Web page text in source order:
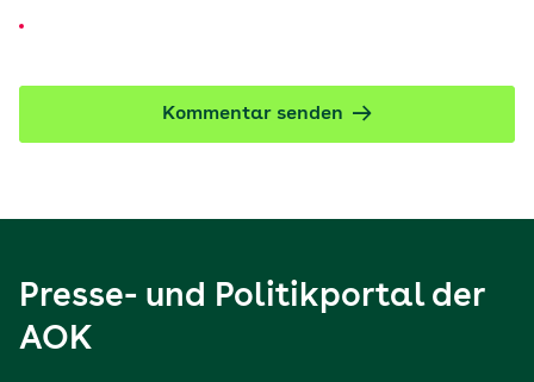
Kommentar senden
Presse- und Politikportal der
AOK